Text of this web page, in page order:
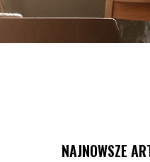
NAJNOWSZE